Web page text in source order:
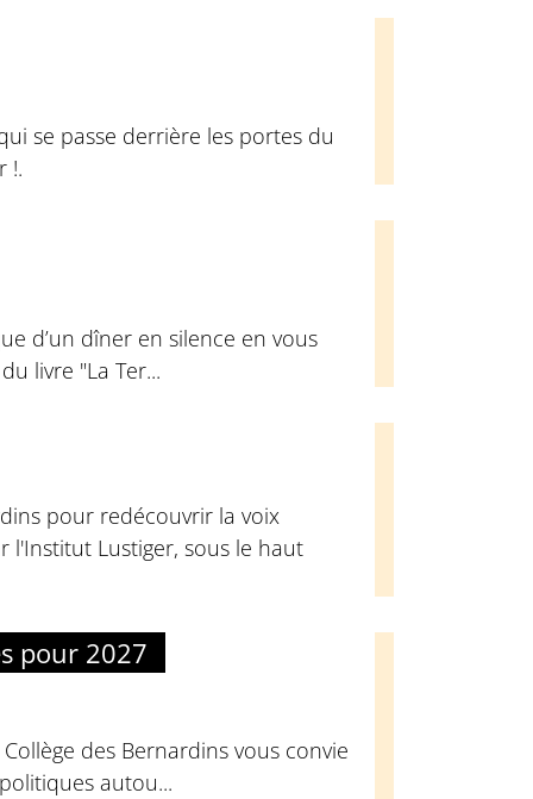
se passe derrière les portes du
!.
d’un dîner en silence en vous
livre "La Ter...
pour redécouvrir la voix
l'Institut Lustiger, sous le haut
pour 2027
des Bernardins vous convie
autou...